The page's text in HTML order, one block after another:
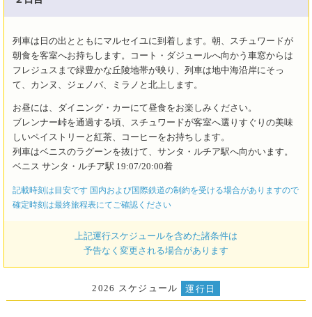
列車は日の出とともにマルセイユに到着します。朝、スチュワードが
朝食を客室へお持ちします。コート・ダジュールへ向かう車窓からは
フレジュスまで緑豊かな丘陵地帯が映り、列車は地中海沿岸にそっ
て、カンヌ、ジェノバ、ミラノと北上します。
お昼には、ダイニング・カーにて昼食をお楽しみください。
ブレンナー峠を通過する頃、スチュワードが客室へ選りすぐりの美味
しいペイストリーと紅茶、コーヒーをお持ちします。
列車はベニスのラグーンを抜けて、サンタ・ルチア駅へ向かいます。
ベニス サンタ・ルチア駅 19:07/20:00着
記載時刻は目安です 国内および国際鉄道の制約を受ける場合がありますので
確定時刻は最終旅程表にてご確認ください
上記運行スケジュールを含めた諸条件は
予告なく変更される場合があります
2026 スケジュール 運行日